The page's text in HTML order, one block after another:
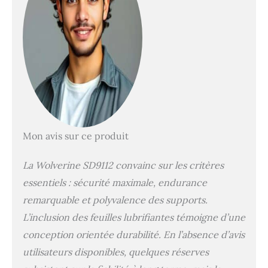
fonctionnement
continu jusqu'à 60
minutes, idéal pour le
bureau à domicile.
Fonctionnement
ultra silencieux à 54
dB - Poubelle
amovible de 21 l avec
facilement les
trombones, les cartes
de crédit et les
publicitaires
Certificat de sécurité
CE.
Mon avis sur ce produit
La Wolverine SD9112 convainc sur les critères
essentiels : sécurité maximale, endurance
remarquable et polyvalence des supports.
L’inclusion des feuilles lubrifiantes témoigne d’une
conception orientée durabilité. En l’absence d’avis
utilisateurs disponibles, quelques réserves